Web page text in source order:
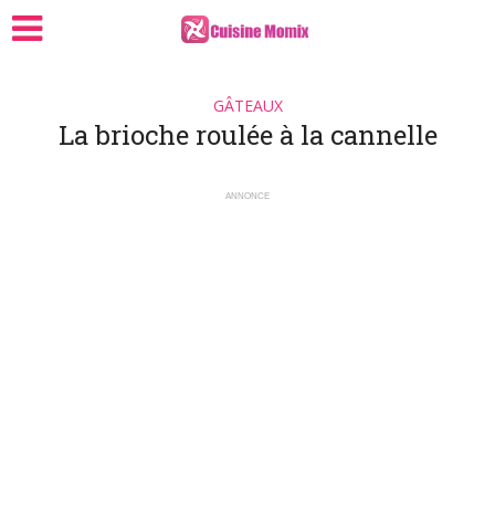
GÂTEAUX
La brioche roulée à la cannelle
ANNONCE